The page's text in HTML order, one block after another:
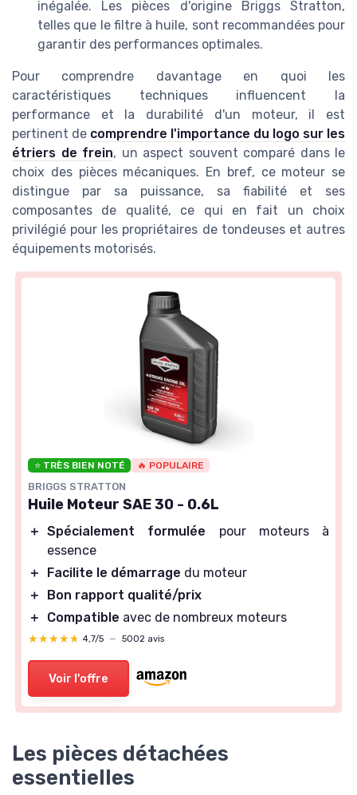
inégalée. Les pièces d'origine Briggs Stratton,
telles que le filtre à huile, sont recommandées pour
garantir des performances optimales.
Pour comprendre davantage en quoi les
caractéristiques techniques influencent la
performance et la durabilité d'un moteur, il est
pertinent de comprendre l'importance du logo sur les
étriers de frein, un aspect souvent comparé dans le
choix des pièces mécaniques. En bref, ce moteur se
distingue par sa puissance, sa fiabilité et ses
composantes de qualité, ce qui en fait un choix
privilégié pour les propriétaires de tondeuses et autres
équipements motorisés.
⭐ TRÈS BIEN NOTÉ 🔥 POPULAIRE
BRIGGS STRATTON
Huile Moteur SAE 30 - 0.6L
＋ Spécialement formulée pour moteurs à
essence
＋
Facilite le démarrage du moteur
＋
Bon rapport qualité/prix
＋
Compatible avec de nombreux moteurs
★★★★★
★★★★★ 4,7/5 — 5002 avis
Voir l'offre
Les pièces détachées
essentielles